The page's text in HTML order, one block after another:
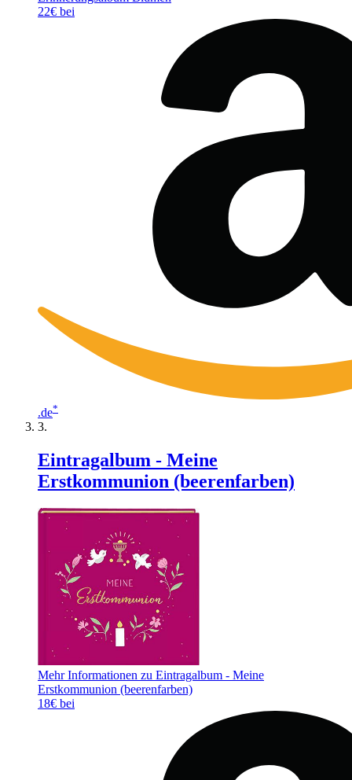
22€ bei
.de*
Eintragalbum - Meine
Erstkommunion (beerenfarben)
Mehr Informationen zu Eintragalbum - Meine
Erstkommunion (beerenfarben)
18€ bei